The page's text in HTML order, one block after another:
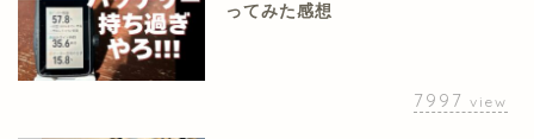
ってみた感想
7997 view